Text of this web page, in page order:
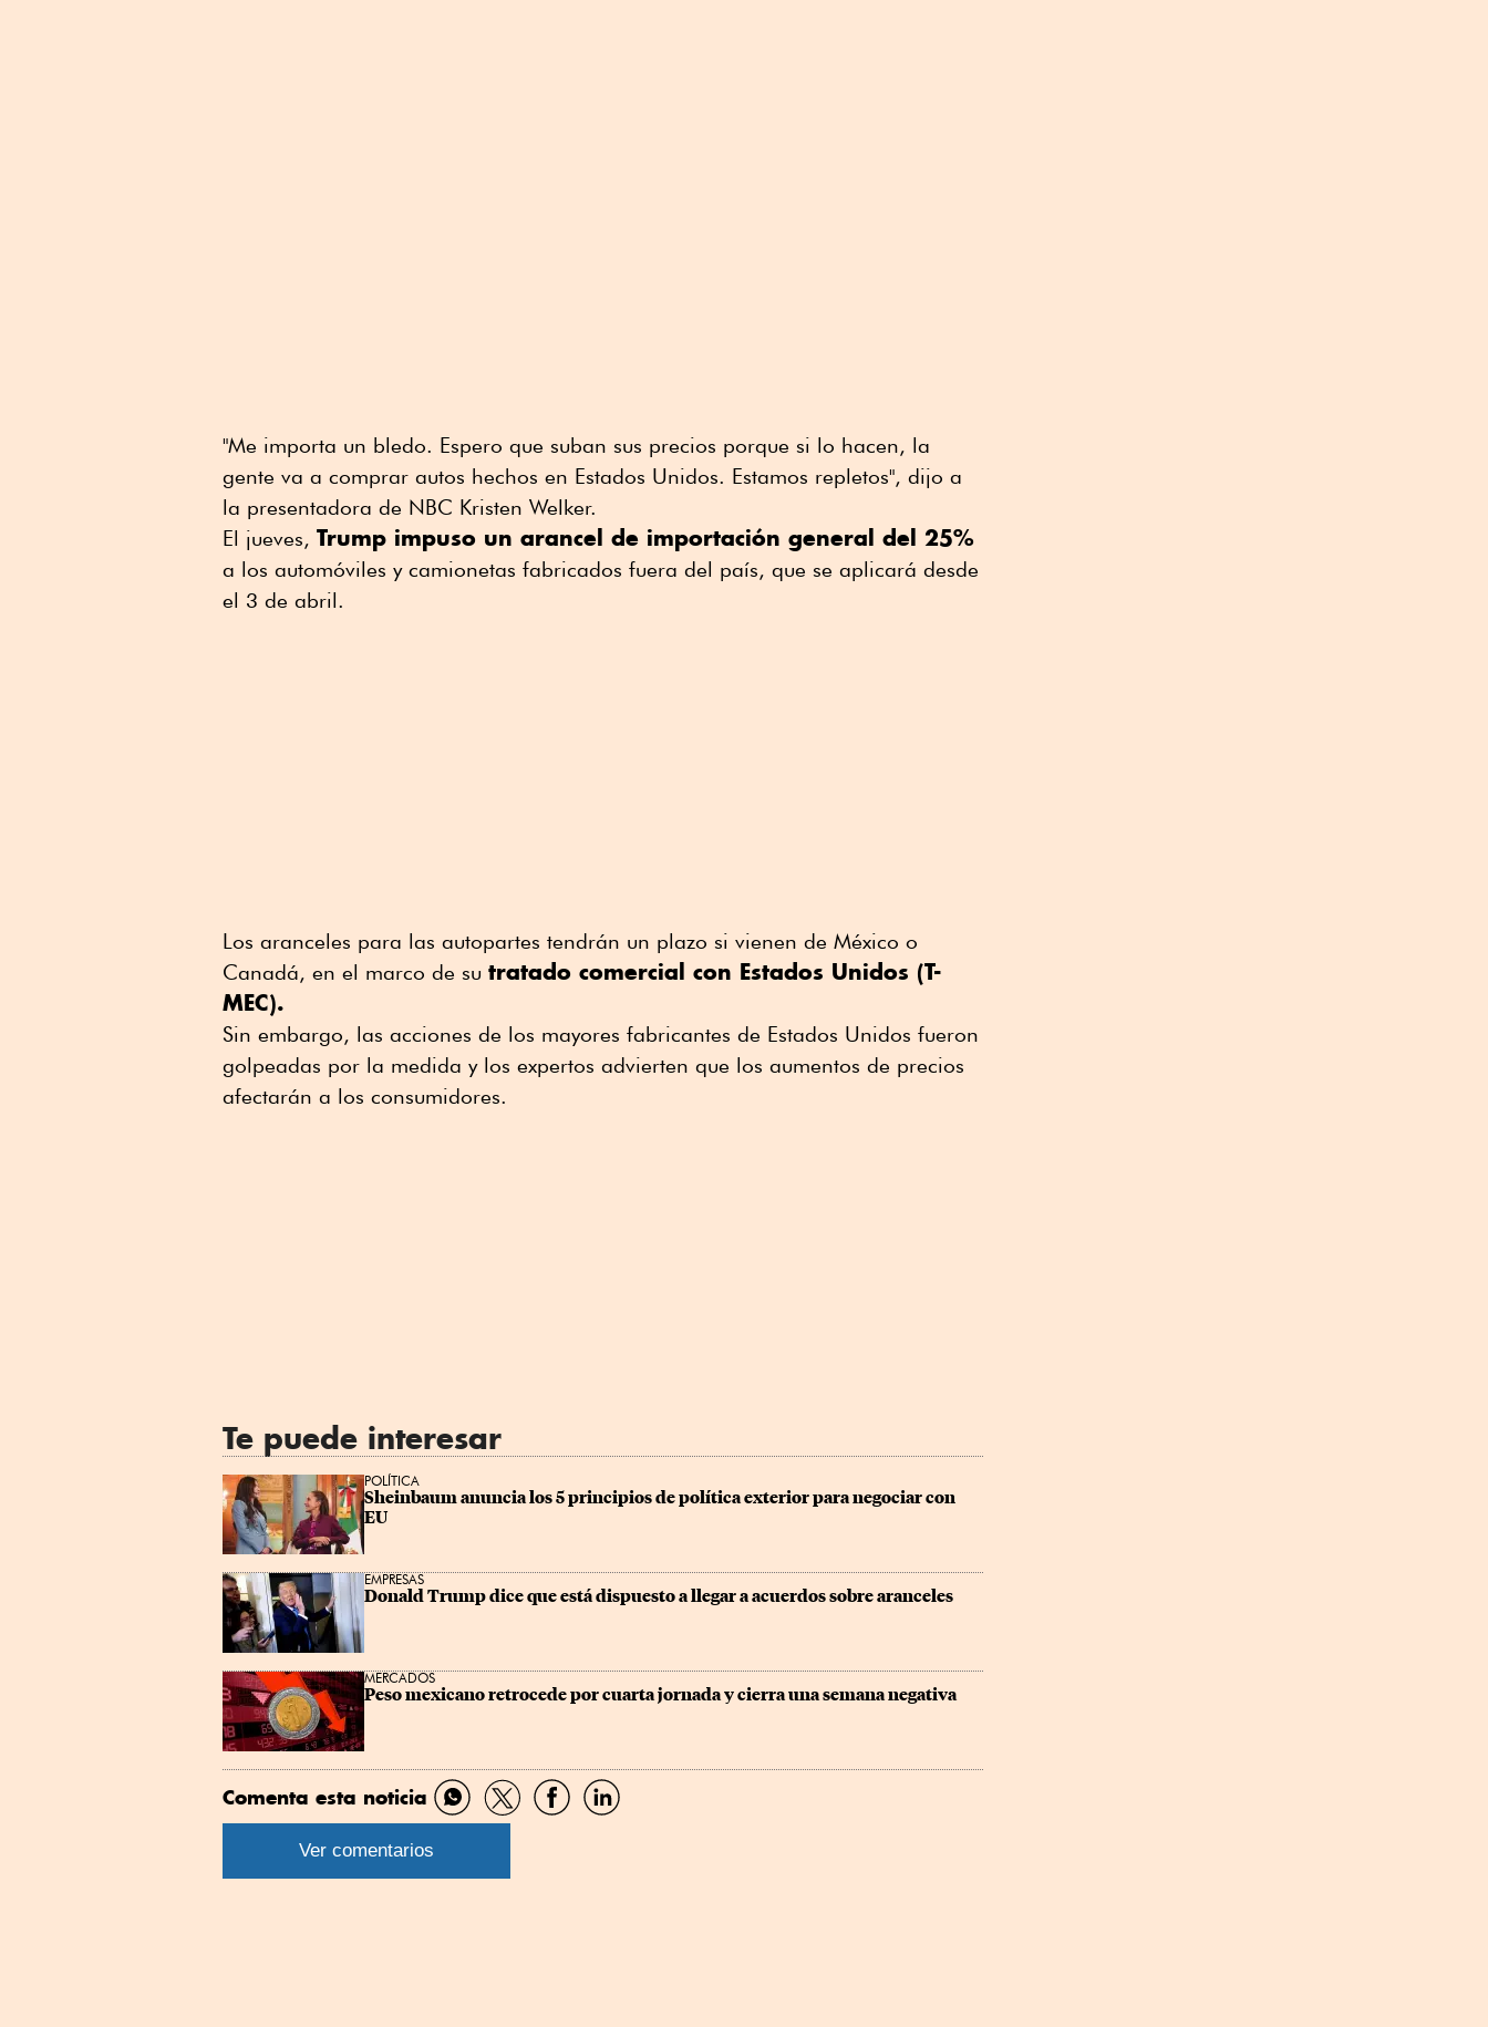
"Me importa un bledo. Espero que suban sus precios porque si lo hacen, la
gente va a comprar autos hechos en Estados Unidos. Estamos repletos", dijo a
la presentadora de NBC Kristen Welker.
El jueves, Trump impuso un arancel de importación general del 25%
a los automóviles y camionetas fabricados fuera del país, que se aplicará desde
el 3 de abril.
Los aranceles para las autopartes tendrán un plazo si vienen de México o
Canadá, en el marco de su tratado comercial con Estados Unidos (T-
MEC).
Sin embargo, las acciones de los mayores fabricantes de Estados Unidos fueron
golpeadas por la medida y los expertos advierten que los aumentos de precios
afectarán a los consumidores.
Te puede interesar
POLÍTICA
Sheinbaum anuncia los 5 principios de política exterior para negociar con
EU
EMPRESAS
Donald Trump dice que está dispuesto a llegar a acuerdos sobre aranceles
MERCADOS
Peso mexicano retrocede por cuarta jornada y cierra una semana negativa
Comenta esta noticia
Compartir
por
Compartir
por
CompartirCompartir
Ver comentarios